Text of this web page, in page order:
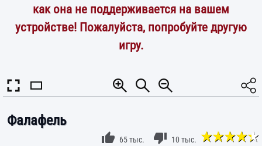
как она не поддерживается на вашем
устройстве! Пожалуйста, попробуйте другую
игру.
Фалафель
65 тыс. 10 тыс.